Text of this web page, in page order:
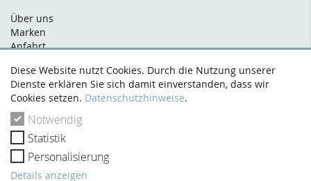
Diese Website nutzt Cookies. Durch die Nutzung unserer
Dienste erklären Sie sich damit einverstanden, dass wir
Cookies setzen. Datenschutzhinweise.
Notwendig
Statistik
Personalisierung
Details anzeigen
Über uns
Marken
Anfahrt
Kontakt
RECHTLICHES
AGB
Datenschutz
Widerrufsrecht
Zahlung & Versand